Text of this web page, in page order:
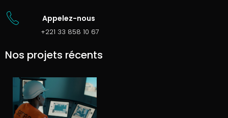
Appelez-nous
+221 33 858 10 67
Nos projets récents